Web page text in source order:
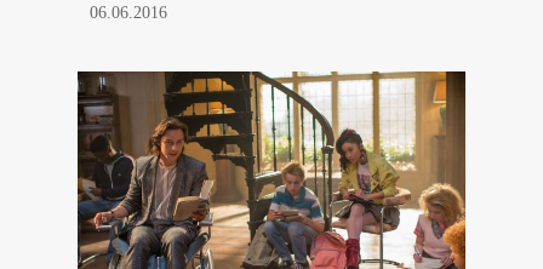
06.06.2016